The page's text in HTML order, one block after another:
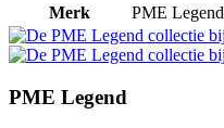
Merk
PME Legend
PME Legend